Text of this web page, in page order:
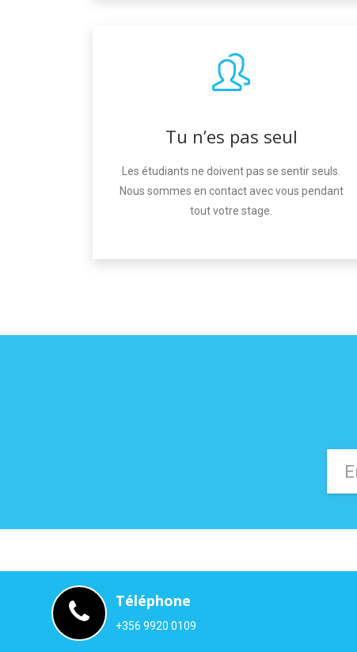
Tu n’es pas seul
Les étudiants ne doivent pas se sentir seuls.
Nous sommes en contact avec vous pendant
tout votre stage.
Téléphone
+356 9920 0109